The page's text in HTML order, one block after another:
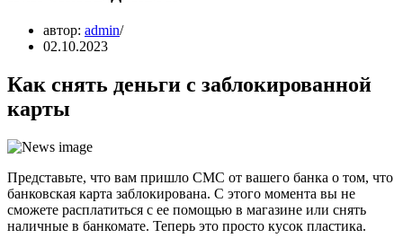
автор: admin
02.10.2023
Как снять деньги с заблокированной
карты
Представьте, что вам пришло СМС от вашего банка о том, что
банковская карта заблокирована. С этого момента вы не
сможете расплатиться с ее помощью в магазине или снять
наличные в банкомате. Теперь это просто кусок пластика.